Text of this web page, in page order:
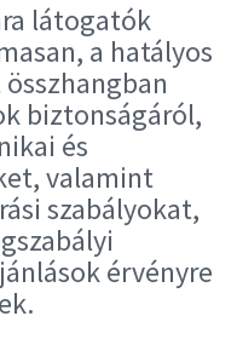
látogatók
a hatályos
biztonságáról,
és
valamint
szabályokat,
érvényre